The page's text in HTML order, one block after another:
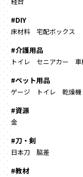
#DIY
床材料 宅配ボックス
#介護用品
トイレ セニアカー
#ペット用品
ゲージ トイレ 乾燥機
#資源
金
#刀・剣
日本刀 脇差
#教材